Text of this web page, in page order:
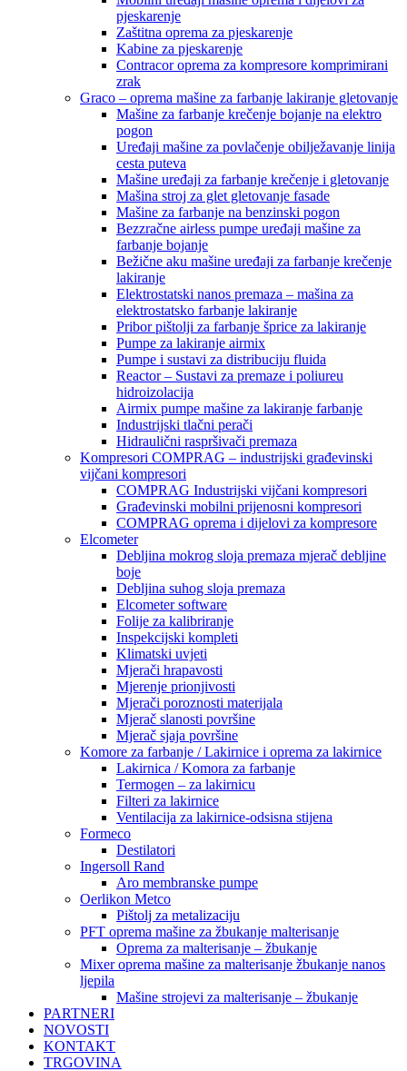
pjeskarenje
Zaštitna oprema za pjeskarenje
Kabine za pjeskarenje
Contracor oprema za kompresore komprimirani
zrak
Graco – oprema mašine za farbanje lakiranje gletovanje
Mašine za farbanje krečenje bojanje na elektro
pogon
Uređaji mašine za povlačenje obilježavanje linija
cesta puteva
Mašine uređaji za farbanje krečenje i gletovanje
Mašina stroj za glet gletovanje fasade
Mašine za farbanje na benzinski pogon
Bezzračne airless pumpe uređaji mašine za
farbanje bojanje
Bežične aku mašine uređaji za farbanje krečenje
lakiranje
Elektrostatski nanos premaza – mašina za
elektrostatsko farbanje lakiranje
Pribor pištolji za farbanje šprice za lakiranje
Pumpe za lakiranje airmix
Pumpe i sustavi za distribuciju fluida
Reactor – Sustavi za premaze i poliureu
hidroizolacija
Airmix pumpe mašine za lakiranje farbanje
Industrijski tlačni perači
Hidraulični raspršivači premaza
Kompresori COMPRAG – industrijski građevinski
vijčani kompresori
COMPRAG Industrijski vijčani kompresori
Građevinski mobilni prijenosni kompresori
COMPRAG oprema i dijelovi za kompresore
Elcometer
Debljina mokrog sloja premaza mjerač debljine
boje
Debljina suhog sloja premaza
Elcometer software
Folije za kalibriranje
Inspekcijski kompleti
Klimatski uvjeti
Mjerači hrapavosti
Mjerenje prionjivosti
Mjerači poroznosti materijala
Mjerač slanosti površine
Mjerač sjaja površine
Komore za farbanje / Lakirnice i oprema za lakirnice
Lakirnica / Komora za farbanje
Termogen – za lakirnicu
Filteri za lakirnice
Ventilacija za lakirnice-odsisna stijena
Formeco
Destilatori
Ingersoll Rand
Aro membranske pumpe
Oerlikon Metco
Pištolj za metalizaciju
PFT oprema mašine za žbukanje malterisanje
Oprema za malterisanje – žbukanje
Mixer oprema mašine za malterisanje žbukanje nanos
ljepila
Mašine strojevi za malterisanje – žbukanje
PARTNERI
NOVOSTI
KONTAKT
TRGOVINA